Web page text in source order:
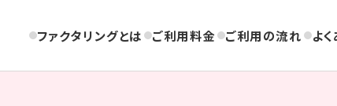
ファクタリングとは ご利用料金 ご利用の流れ よ